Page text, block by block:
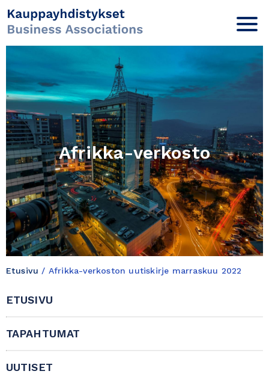
Afrikka-verkosto
Etusivu / Afrikka-verkoston uutiskirje marraskuu 2022
ETUSIVU
TAPAHTUMAT
UUTISET